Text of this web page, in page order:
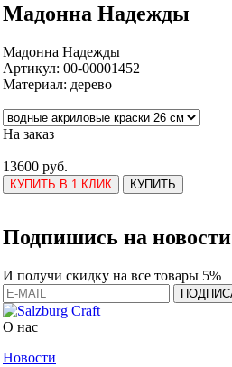
Мадонна Надежды
Мадонна Надежды
Артикул: 00-00001452
Материал: дерево
На заказ
13600 руб.
КУПИТЬ В 1 КЛИК КУПИТЬ
Подпишись на новости
И получи скидку на все товары 5%
О нас
Новости